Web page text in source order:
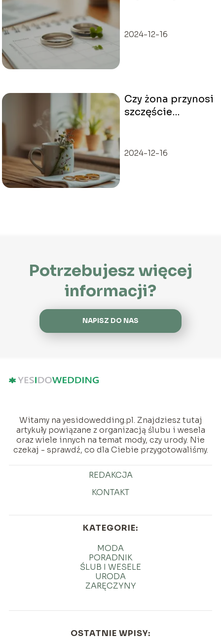
małżeńskiego?
2024-12-16
Czy żona przynosi
szczęście
2024-12-16
Potrzebujesz więcej
informacji?
NAPISZ DO NAS
Witamy na yesidowedding.pl. Znajdziesz tutaj
artykuły powiązane z organizacją ślubu i wesela
oraz wiele innych na temat mody, czy urody. Nie
czekaj - sprawdź, co dla Ciebie przygotowaliśmy.
REDAKCJA
KONTAKT
KATEGORIE:
MODA
PORADNIK
ŚLUB I WESELE
URODA
ZARĘCZYNY
OSTATNIE WPISY: